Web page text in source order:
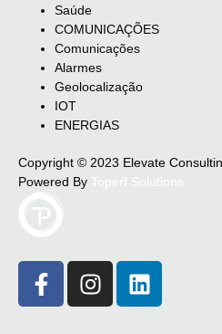
Saúde
COMUNICAÇÕES
Comunicações
Alarmes
Geolocalização
IOT
ENERGIAS
Copyright © 2023 Elevate
Powered By